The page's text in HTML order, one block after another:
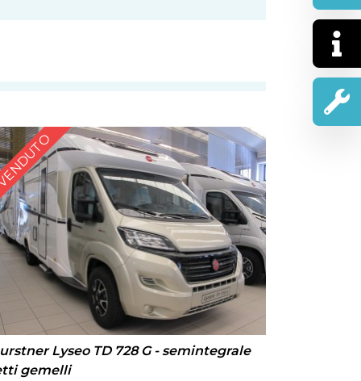
Lyseo TD 728 G - semintegrale
gemelli